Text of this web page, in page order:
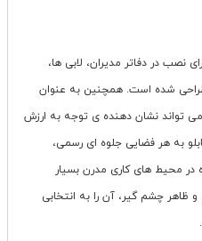
نصب در دفاتر مدیران، لابی ها،
شده است. همچنین به عنوان
می تواند نشان دهنده ی توجه به ارزش
به هر فضایی جلوه ای رسمی،
محیط های کاری مدرن بسیار
چشم گیر، آن را به انتخابی